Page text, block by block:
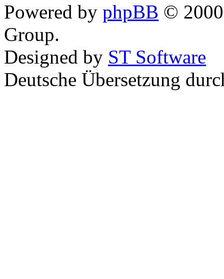
Powered by phpBB ©
Group.
Designed by ST Software
Deutsche Übersetzung